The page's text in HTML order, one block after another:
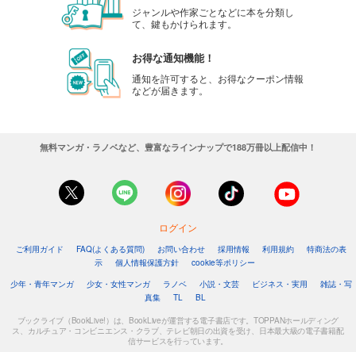
ジャンルや作家ごとなどに本を分類し
て、鍵もかけられます。
お得な通知機能！
通知を許可すると、お得なクーポン情報
などが届きます。
無料マンガ・ラノベなど、豊富なラインナップで188万冊以上配信中！
ログイン
ご利用ガイド FAQ(よくある質問) お問い合わせ 採用情報 利用規約
特商法の表
示
個人情報保護方針
cookie等ポリシー
少年・青年マンガ
少女・女性マンガ ラノベ 小説・文芸 ビジネス・実用
雑誌・写
真集
TL BL
ブックライブ（BookLive!）は、BookLiveが運営する電子書店です。TOPPANホールディング
ス、カルチュア・コンビニエンス・クラブ、テレビ朝日の出資を受け、日本最大級の電子書籍配
信サービスを行っています。